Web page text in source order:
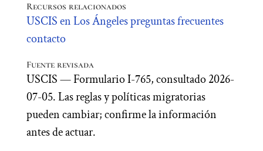
Recursos relacionados
USCIS en Los Ángelespreguntas frecuentes
contacto
Fuente revisada
USCIS — Formulario I-765, consultado 2026-
07-05. Las reglas y políticas migratorias
pueden cambiar; confirme la información
antes de actuar.